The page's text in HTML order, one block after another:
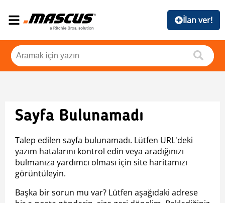
İlan ver!
Sayfa Bulunamadı
Talep edilen sayfa bulunamadı. Lütfen URL'deki
yazım hatalarını kontrol edin veya aradığınızı
bulmanıza yardımcı olması için site haritamızı
görüntüleyin.
Başka bir sorun mu var? Lütfen aşağıdaki adrese